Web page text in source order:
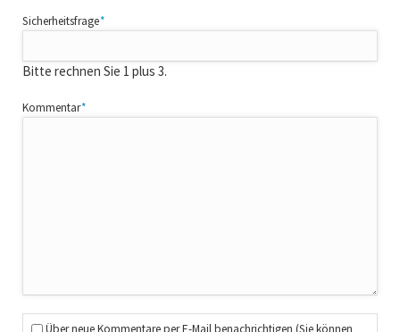
Pflichtfeld
Sicherheitsfrage*
Bitte rechnen Sie 1 plus 3.
Pflichtfeld
Kommentar*
Über neue Kommentare per E-Mail benachrichtigen (Sie können